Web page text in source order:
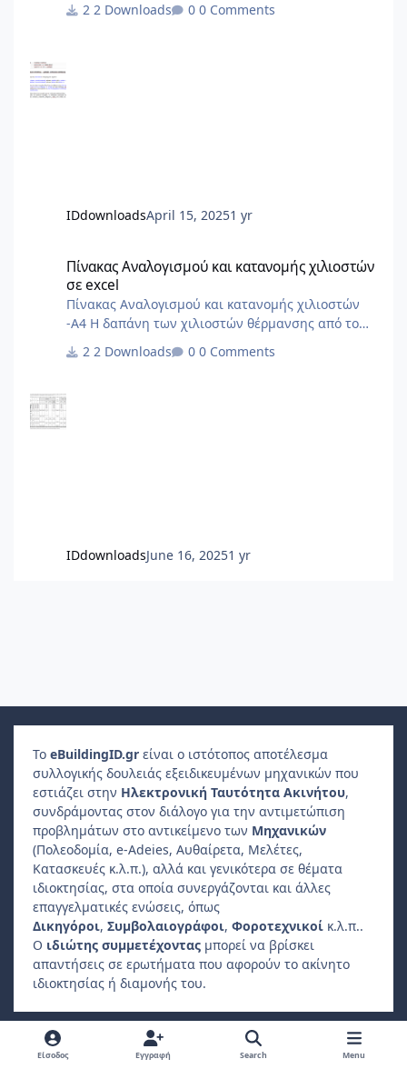
2 Downloads 0 Comments
IDdownloadsApril 15, 20251 yr
Πίνακας Αναλογισμού και κατανομής χιλιοστών
σε excel
Πίνακας Αναλογισμού και κατανομής χιλιοστών
-Α4 Η δαπάνη των χιλιοστών θέρμανσης από το
αλλά με δύο συντελεστές, έναν για την χρέωση με
2 Downloads 0 Comments
IDdownloadsJune 16, 20251 yr
Το eBuildingID.gr είναι ο ιστότοπος αποτέλεσμα
συλλογικής δουλειάς εξειδικευμένων μηχανικών που
εστιάζει στην Ηλεκτρονική Ταυτότητα Ακινήτου,
συνδράμοντας στον διάλογο για την αντιμετώπιση
προβλημάτων στο αντικείμενο των Μηχανικών
(Πολεοδομία, e-Adeies, Αυθαίρετα, Μελέτες,
Κατασκευές κ.λ.π.), αλλά και γενικότερα σε θέματα
ιδιοκτησίας, στα οποία συνεργάζονται και άλλες
επαγγελματικές ενώσεις, όπως
Δικηγόροι, Συμβολαιογράφοι, Φοροτεχνικοί κ.λ.π..
Ο ιδιώτης συμμετέχοντας μπορεί να βρίσκει
απαντήσεις σε ερωτήματα που αφορούν το ακίνητο
ιδιοκτησίας ή διαμονής του.
Light ModeDark ModeSystem Preference
f
Είσοδος Εγγραφή Search Menu